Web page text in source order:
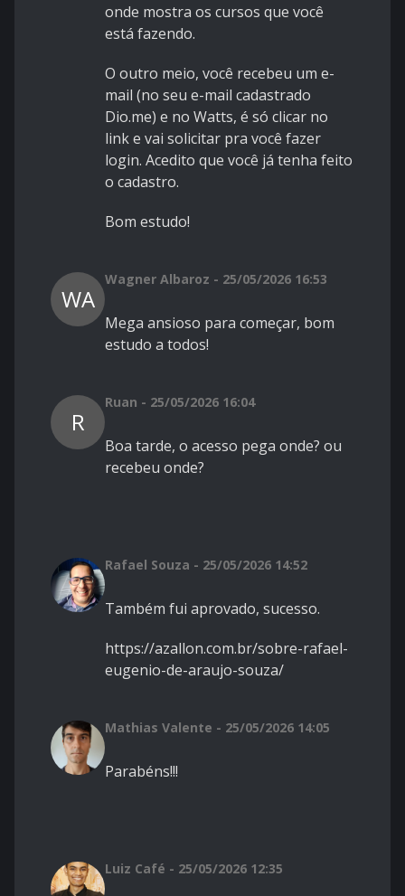
onde mostra os cursos que você
está fazendo.
O outro meio, você recebeu um e-
mail (no seu e-mail cadastrado
Dio.me) e no Watts, é só clicar no
link e vai solicitar pra você fazer
login. Acedito que você já tenha feito
o cadastro.
Bom estudo!
WA
Wagner Albaroz - 25/05/2026 16:53
Mega ansioso para começar, bom
estudo a todos!
R
Ruan - 25/05/2026 16:04
Boa tarde, o acesso pega onde? ou
recebeu onde?
Rafael Souza - 25/05/2026 14:52
Também fui aprovado, sucesso.
https://azallon.com.br/sobre-rafael-
eugenio-de-araujo-souza/
Mathias Valente - 25/05/2026 14:05
Parabéns!!!
Luiz Café - 25/05/2026 12:35